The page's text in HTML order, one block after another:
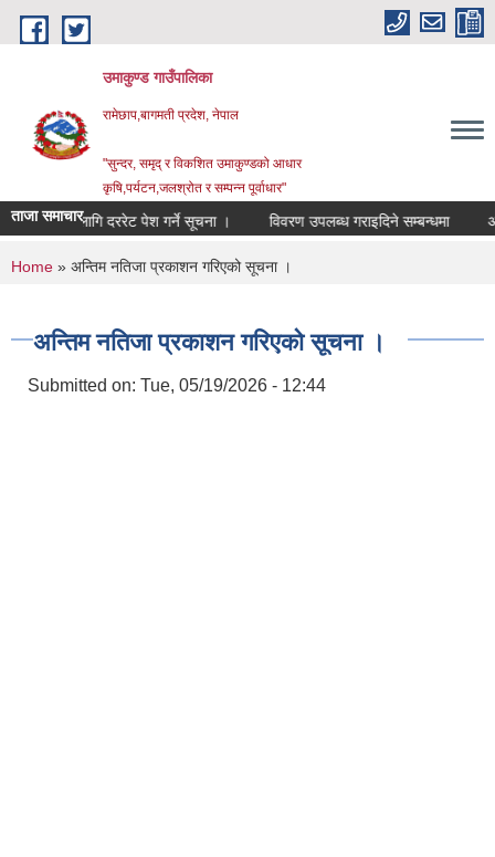
Skip to main content
उमाकुण्ड गाउँपालिका
रामेछाप,बागमती प्रदेश, नेपाल
"सुन्दर, समृद् र विकशित उमाकुण्डको आधार
कृषि,पर्यटन,जलश्रोत र सम्पन्न पूर्वाधार"
ताजा समाचार
लागि दररेट पेश गर्ने सूचना । विवरण उपलब्ध गराइदिने सम्बन्धमा आर्थिक
You are here
Home » अन्तिम नतिजा प्रकाशन गरिएको सूचना ।
अन्तिम नतिजा प्रकाशन गरिएको सूचना ।
Submitted on: Tue, 05/19/2026 - 12:44